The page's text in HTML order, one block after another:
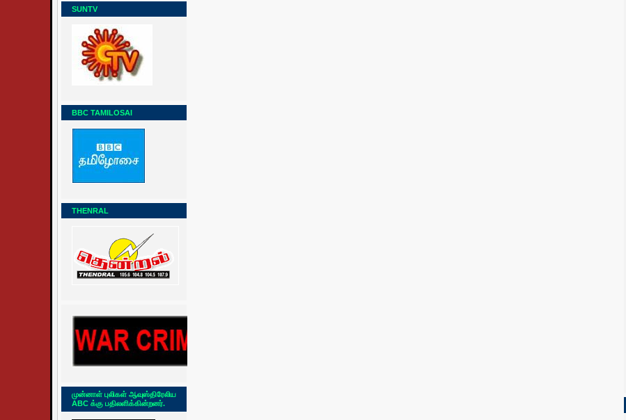
SUNTV
BBC TAMILOSAI
THENRAL
முன்னாள் புலிகள் ஆவுஸ்திரேலிய
ABC க்கு பதிலளிக்கின்றனர்.